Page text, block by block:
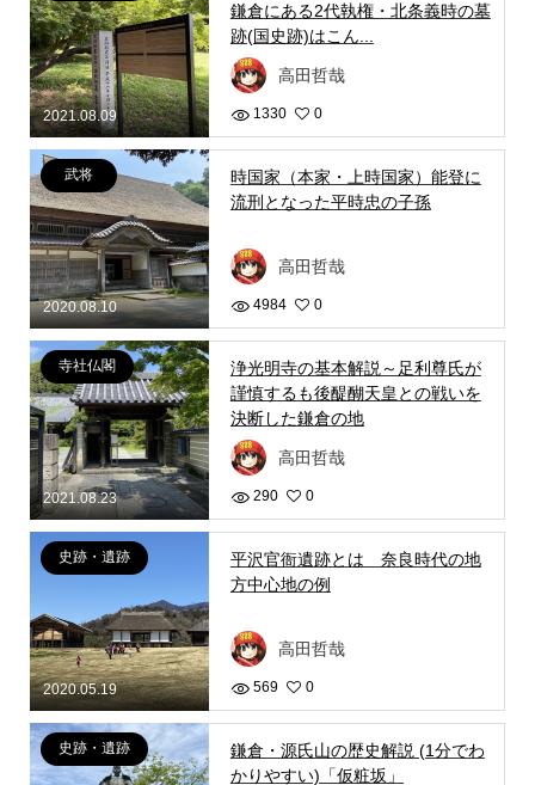
2021.08.09
鎌倉にある2代執権・北条義時の墓
跡(国史跡)はこん...
高田哲哉
1330 0
2020.08.10
武将
時国家（本家・上時国家）能登に
流刑となった平時忠の子孫
高田哲哉
4984 0
2021.08.23
寺社仏閣
浄光明寺の基本解説～足利尊氏が
謹慎するも後醍醐天皇との戦いを
決断した鎌倉の地
高田哲哉
290 0
2020.05.19
史跡・遺跡
平沢官衙遺跡とは 奈良時代の地
方中心地の例
高田哲哉
569 0
史跡・遺跡
鎌倉・源氏山の歴史解説 (1分でわ
かりやすい)「仮粧坂」